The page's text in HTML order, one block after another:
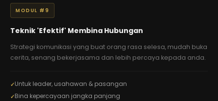
MODUL #9
Teknik 'Efektif' Membina Hubungan
Strategi komunikasi yang buat orang rasa selesa, mudah buka
cerita, senang bekerjasama dan lebih percaya kepada anda.
Untuk leader, usahawan & pasangan
Bina kepercayaan jangka panjang